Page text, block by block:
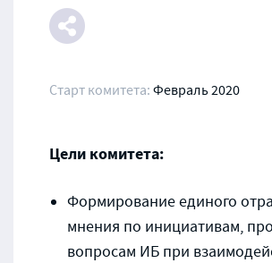
Старт комитета: Февраль 2020
Цели комитета:
Формирование единого
мнения по инициативам,
вопросам ИБ при